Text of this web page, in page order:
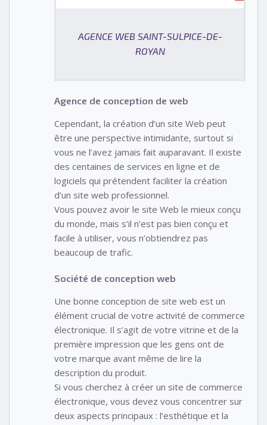
AGENCE WEB SAINT-SULPICE-DE-
ROYAN
Agence de conception de web
Cependant, la création d’un site Web peut
être une perspective intimidante, surtout si
vous ne l’avez jamais fait auparavant. Il existe
des centaines de services en ligne et de
logiciels qui prétendent faciliter la création
d’un site web professionnel.
Vous pouvez avoir le site Web le mieux conçu
du monde, mais s’il n’est pas bien conçu et
facile à utiliser, vous n’obtiendrez pas
beaucoup de trafic.
Société de conception web
Une bonne conception de site web est un
élément crucial de votre activité de commerce
électronique. Il s’agit de votre vitrine et de la
première impression que les gens ont de
votre marque avant même de lire la
description du produit.
Si vous cherchez à créer un site de commerce
électronique, vous devez vous concentrer sur
deux aspects principaux : l’esthétique et la